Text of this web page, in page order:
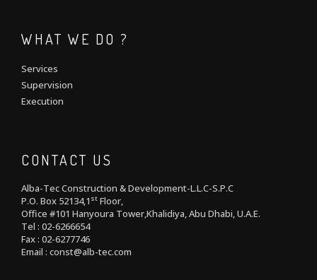
WHAT WE DO ?
Services
Supervision
Execution
CONTACT US
Alba-Tec Construction & Development-L.L.C-S.P.C
P.O. Box 52134,1 st Floor,
Office #101 Hanyoura Tower,Khalidiya, Abu Dhabi, U.A.E.
Tel : 02-6266654
Fax : 02-6277746
Email : const@alb-tec.com